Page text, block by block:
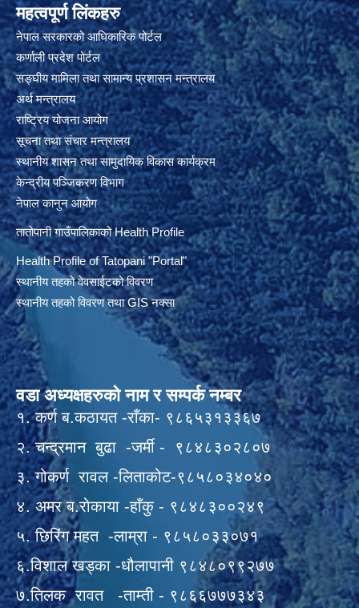
महत्वपूर्ण लिंकहरु
नेपाल सरकारको आधिकारिक पोर्टल
कर्णाली प्रदेश पोर्टल
सङ्घीय मामिला तथा सामान्य प्रशासन मन्त्रालय
अर्थ मन्त्रालय
राष्ट्रिय योजना आयोग
सूचना तथा संचार मन्त्रालय
स्थानीय शासन तथा सामुदायिक विकास कार्यक्रम
केन्द्रीय पञ्जिकरण विभाग
नेपाल कानुन आयोग
तातोपानी गाउँपालिकाको Health Profile
Health Profile of Tatopani"Portal"
स्थानीय तहको वेवसाईटको विवरण
स्थानीय तहको विवरण तथा GIS नक्सा
वडा अध्यक्षहरुको नाम र सम्पर्क नम्बर
१. कर्ण ब.कठायत -राँका- ९८६५३१३३६७
२. चन्द्रमान बुढा -जर्मी - ९८४८३०२८०७
३. गोकर्ण रावल -लिताकोट-९८५८०३४०४०
४. अमर ब.रोकाया -हाँकु - ९८४८३००२४९
५. छिरिंग महत -लाम्रा - ९८५८०३३०७१
६.विशाल खड्का -धौलापानी ९८४८०९९२७७
७.तिलक रावत -ताम्ती - ९८६६७७७३४३